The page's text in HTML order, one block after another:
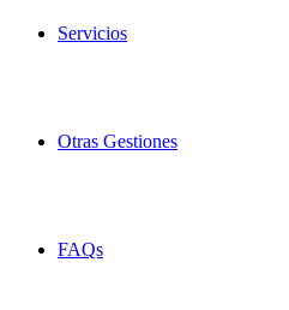
Servicios
Otras Gestiones
FAQs